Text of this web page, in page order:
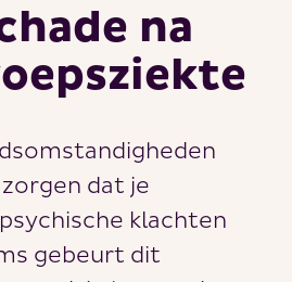
na
dat je
klachten
gebeurt dit